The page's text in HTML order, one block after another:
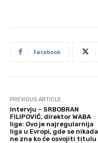
Facebook
PREVIOUS ARTICLE
Intervju – SRBOBRAN
FILIPOVIĆ, direktor WABA
lige: Ovo je najregularnija
liga u Evropi, gde se nikada
ne zna ko će osvojiti titulu